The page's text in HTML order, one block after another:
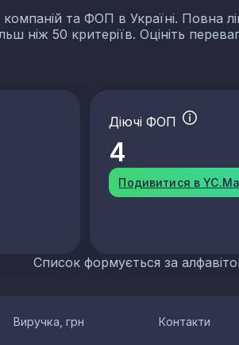
та ФОП в Україні. Повна
ніж 50 критеріїв. Оцініть
Діючі ФОП
4
Подивитися в
Список формується за
Виручка, грн Контакти